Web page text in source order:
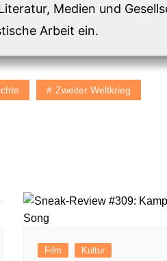
Medien und
Arbeit ein.
Zweiter Weltkrieg
Film Kultur